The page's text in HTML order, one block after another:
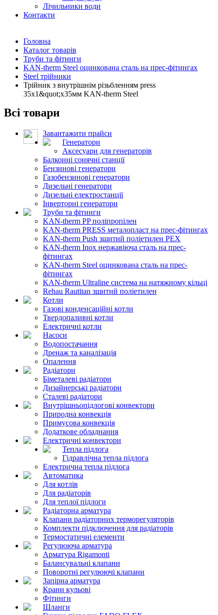
Лічильники води
Контакти
Головна
Каталог товарів
Труби та фітинги
KAN-therm Steel оцинкована сталь на прес-фітингах
Steel трійники
Трійник з внутрішнім різьбленням press
35x1&quot;x35мм KAN-therm Steel
Всі товари
Завантажити прайси
Генератори
Аксесуари для генераторів
Балконні сонячні станції
Бензинові генератори
Газобензинові генератори
Дизельні генератори
Дизельні електростанції
Інверторні генератори
Труби та фітинги
KAN-therm PP поліпропілен
KAN-therm PRESS металопласт на прес-фітингах
KAN-therm Push зшитий поліетилен PEX
KAN-therm Inox нержавіюча сталь на прес-
фітингах
KAN-therm Steel оцинкована сталь на прес-
фітингах
KAN-therm Ultraline система на натяжному кільці
Rehau Rautitan зшитий поліетилен
Котли
Газові конденсаційні котли
Твердопаливні котли
Електричні котли
Насоси
Водопостачання
Дренаж та каналізація
Опалення
Радіатори
Біметалеві радіатори
Дизайнерські радіатори
Сталеві радіатори
Внутрішньопідлогові конвектори
Природна конвекція
Примусова конвекція
Додаткове обладнання
Електричні конвектори
Тепла підлога
Гідравлічна тепла підлога
Електрична тепла підлога
Автоматика
Для котлів
Для радіаторів
Для теплої підлоги
Радіаторна арматура
Клапани радіаторних терморегуляторів
Комплекти підключення для радіаторів
Термостатичні елементи
Регулююча арматура
Арматура Rigamonti
Балансувальні клапани
Поворотні регулюючі клапани
Запірна арматура
Крани кульові
Фітинги
Шланги